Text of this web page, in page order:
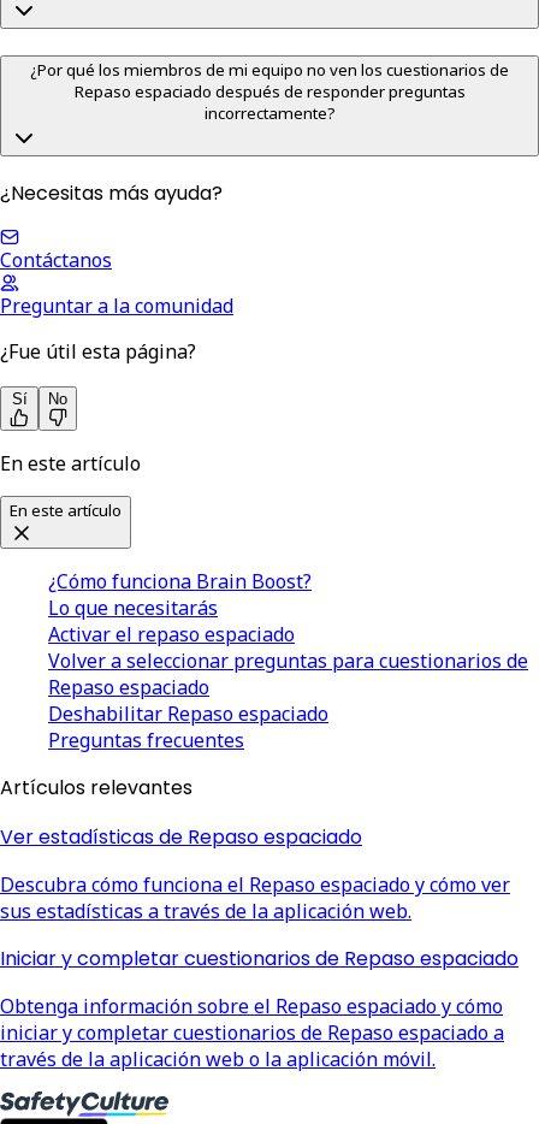
¿Por qué los miembros de mi equipo no ven los cuestionarios de
Repaso espaciado después de responder preguntas
incorrectamente?
¿Necesitas más ayuda?
Contáctanos
Preguntar a la comunidad
¿Fue útil esta página?
Sí No
En este artículo
En este artículo
¿Cómo funciona Brain Boost?
Lo que necesitarás
Activar el repaso espaciado
Volver a seleccionar preguntas para cuestionarios de
Repaso espaciado
Deshabilitar Repaso espaciado
Preguntas frecuentes
Artículos relevantes
Ver estadísticas de Repaso espaciado
Descubra cómo funciona el Repaso espaciado y cómo ver
sus estadísticas a través de la aplicación web.
Iniciar y completar cuestionarios de Repaso espaciado
Obtenga información sobre el Repaso espaciado y cómo
iniciar y completar cuestionarios de Repaso espaciado a
través de la aplicación web o la aplicación móvil.